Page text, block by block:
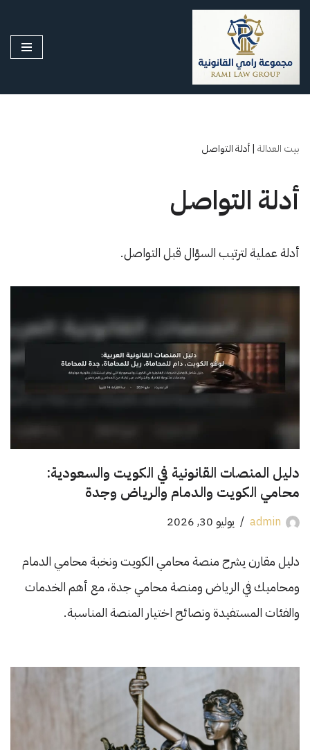
إلى
المحتوى
بيت العدالة |أدلة التواصل
أدلة التواصل
أدلة عملية لترتيب السؤال قبل التواصل.
دليل المنصات القانونية في الكويت والسعودية:
محامي الكويت والدمام والرياض وجدة
admin يوليو 30, 2026
دليل مقارن يشرح منصة محامي الكويت ونخبة محامي الدمام
ومحاميك في الرياض ومنصة محامي جدة، مع أهم الخدمات
والفئات المستفيدة ونصائح اختيار المنصة المناسبة.